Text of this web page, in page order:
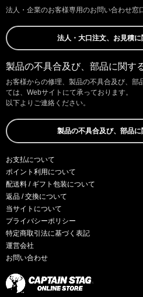
法人・企業のお客様専用のお問い合わせ窓
法人・大口注文、お見積
製品の不具合及び、部品に関す
お客様からの修理、製品の不具合及び、部
ては、Webサイトにて承っております。
以下よりご連絡ください。
製品の不具合及び、部品
お支払について
ポイント利用について
配送料 / ギフト包装について
返品 / 交換について
当サイトについて
プライバシーポリシー
特定商取引法に基づく表記
運営会社
お問い合わせ